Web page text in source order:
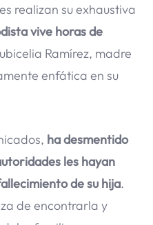
realizan su exhaustiva
vive horas de
Ramírez, madre
enfática en su
ha desmentido
les hayan
de su hija.
de encontrarla y